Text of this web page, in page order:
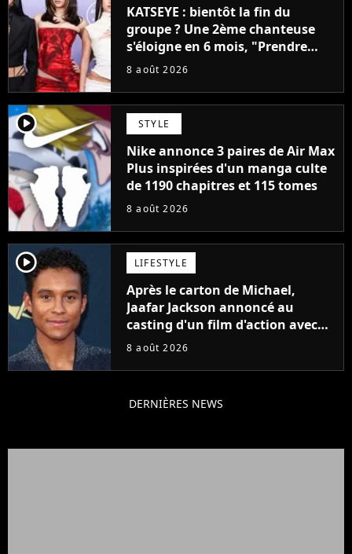
KATSEYE : bientôt la fin du
groupe ? Une 2ème chanteuse
s'éloigne en 6 mois, "Prendre
cette décision n’a pas été facile"
8 août 2026
player2 STYLE
Nike annonce 3 paires de Air Max
Plus inspirées d'un manga culte
de 1190 chapitres et 115 tomes
8 août 2026
player2 LIFESTYLE
Après le carton de Michael,
Jaafar Jackson annoncé au
casting d'un film d'action avec
Will Smith
8 août 2026
DERNIÈRES NEWS